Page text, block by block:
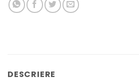
DESCRIERE